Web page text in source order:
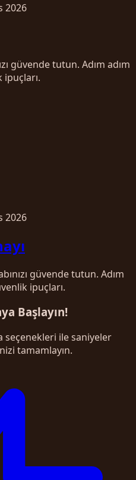
2026
güvende tutun. Adım adım
2026
güvende tutun. Adım
ipuçları.
Başlayın!
seçenekleri ile saniyeler
tamamlayın.